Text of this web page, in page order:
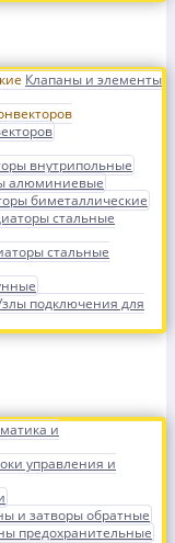
Клапаны и элементы
внутрипольные
алюминиевые
биметаллические
стальные
стальные
подключения для
и
управления и
и затворы обратные
предохранительные